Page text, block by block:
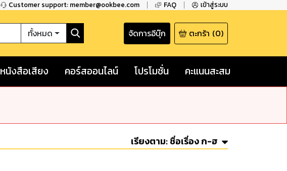
Customer support: member@ookbee.com FAQ เข้าสู่ระบบ
ทั้งหมด จัดการอีบุ๊ก ตะกร้า (0)
หนังสือเสียง คอร์สออนไลน์ โปรโมชั่น คะแนนสะสม
เรียงตาม:ชื่อเรื่อง ก-ฮ